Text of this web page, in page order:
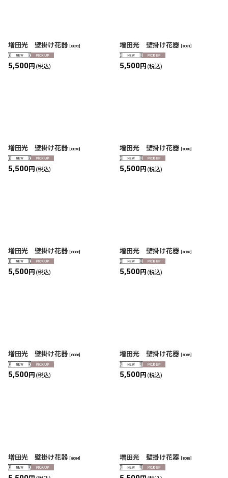
増田光 壁掛け花器 8092]
5,500円 (税込)
増田光 壁掛け花器 8091
5,500円 (税込)
増田光 壁掛け花器 8090]
5,500円 (税込)
増田光 壁掛け花器 8089
5,500円 (税込)
増田光 壁掛け花器 8088]
5,500円 (税込)
増田光 壁掛け花器 8087
5,500円 (税込)
増田光 壁掛け花器 8086]
5,500円 (税込)
増田光 壁掛け花器 8085
5,500円 (税込)
増田光 壁掛け花器 [8084] 増田光 壁掛け花器 [8083]